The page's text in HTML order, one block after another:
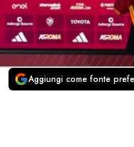
Aggiungi come fonte